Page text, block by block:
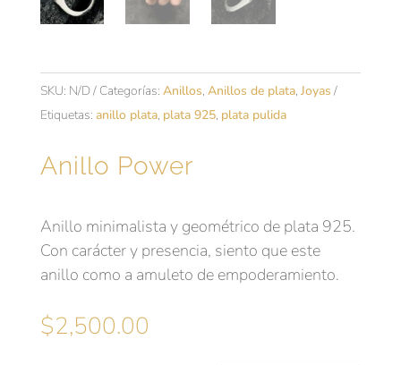
SKU: N/D Categorías: Anillos, Anillos de plata, Joyas
Etiquetas: anillo plata, plata 925, plata pulida
Anillo Power
Anillo minimalista y geométrico de plata 925.
Con carácter y presencia, siento que este
anillo como a amuleto de empoderamiento.
$2,500.00